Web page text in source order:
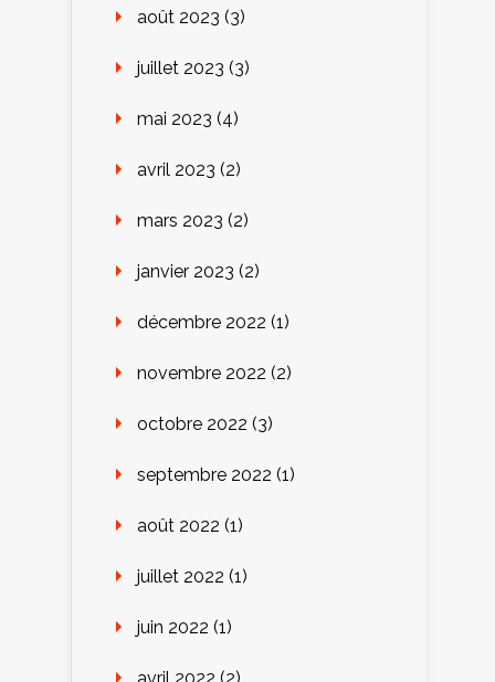
août 2023 (3)
juillet 2023 (3)
mai 2023 (4)
avril 2023 (2)
mars 2023 (2)
janvier 2023 (2)
décembre 2022 (1)
novembre 2022 (2)
octobre 2022 (3)
septembre 2022 (1)
août 2022 (1)
juillet 2022 (1)
juin 2022 (1)